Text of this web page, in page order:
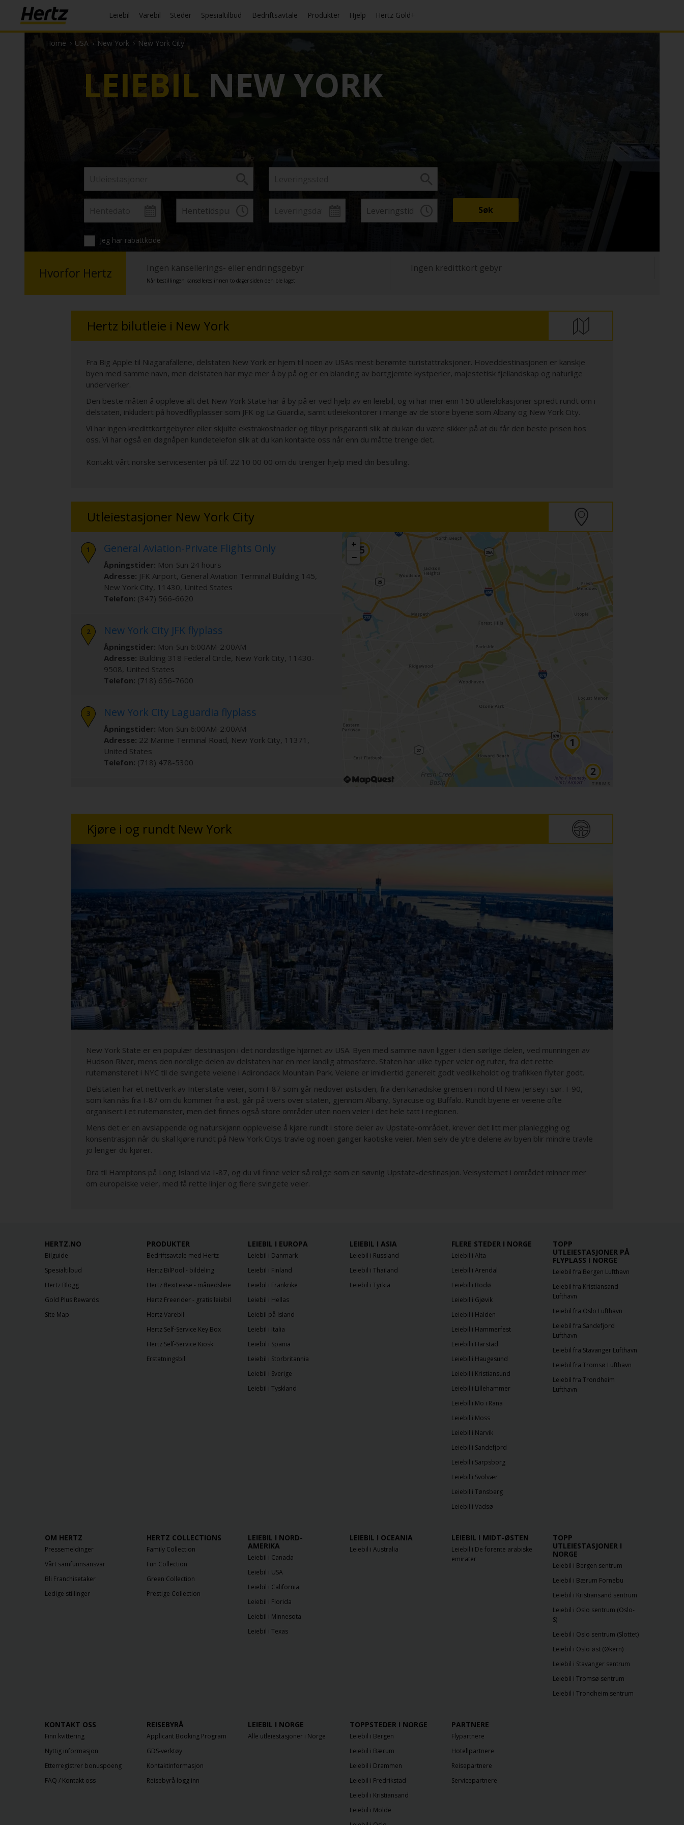
Leiebil Varebil Steder Spesialtilbud Bedriftsavtale Produkter Hjelp Hertz Gold+
Home › USA › New York › New York City
LEIEBIL NEW YORK
Jeg har rabattkode
Hvorfor Hertz Ingen kansellerings- eller endringsgebyr
Når bestillingen kanselleres innen to dager siden den ble laget
Ingen kredittkort gebyr
Hertz bilutleie i New York
Fra Big Apple til Niagarafallene, delstaten New York er hjem til noen av USAs mest berømte turistattraksjoner. Hoveddestinasjonen er kanskje
byen med samme navn, men delstaten har mye mer å by på og er en blanding av bortgjemte kystperler, majestetisk fjellandskap og naturlige
underverker.
Den beste måten å oppleve alt det New York State har å by på er ved hjelp av en leiebil, og vi har mer enn 150 utleielokasjoner spredt rundt om i
delstaten, inkludert på hovedflyplasser som JFK og La Guardia, samt utleiekontorer i mange av de store byene som Albany og New York City.
Vi har ingen kredittkortgebyrer eller skjulte ekstrakostnader og tilbyr prisgaranti slik at du kan du være sikker på at du får den beste prisen hos
oss. Vi har også en døgnåpen kundetelefon slik at du kan kontakte oss når enn du måtte trenge det.
Kontakt vårt norske servicesenter på tlf. 22 10 00 00 om du trenger hjelp med din bestilling.
Utleiestasjoner New York City
General Aviation-Private Flights Only
Åpningstider: Mon-Sun 24 hours
Adresse: JFK Airport, General Aviation Terminal Building 145,
New York City, 11430, United States
Telefon: (347) 566-6620
New York City JFK flyplass
Åpningstider: Mon-Sun 6:00AM-2:00AM
Adresse: Building 318 Federal Circle, New York City, 11430-
9508, United States
Telefon: (718) 656-7600
New York City Laguardia flyplass
Åpningstider: Mon-Sun 6:00AM-2:00AM
Adresse: 22 Marine Terminal Road, New York City, 11371 ,
United States
Telefon: (718) 478-5300
States
Telefon:(718) 779-4040
Mon-Fri 10:00AM-5:00PM, Sat-Sun Closed
Adresse:
39-15 29th Street New York City 11101
United
Telefon:
718-392-0283
+
−
Kjøre i og rundt New York
New York State er en populær destinasjon i det nordøstlige hjørnet av USA. Byen med samme navn ligger i den sørlige delen, ved munningen av
Hudson River, mens den nordlige delen av delstaten har en mer landlig atmosfære. Staten har ulike typer veier og ruter, fra det rette
rutemønsteret i NYC til de svingete veiene i Adirondack Mountain Park. Veiene er imidlertid generelt godt vedlikeholdt og trafikken flyter godt.
Delstaten har et nettverk av Interstate-veier, som I-87 som går nedover østsiden, fra den kanadiske grensen i nord til New Jersey i sør. I-90,
som kan nås fra I-87 om du kommer fra øst, går på tvers over staten, gjennom Albany, Syracuse og Buffalo. Rundt byene er veiene ofte
organisert i et rutemønster, men det finnes også store områder uten noen veier i det hele tatt i regionen.
Mens det er en avslappende og naturskjønn opplevelse å kjøre rundt i store deler av Upstate-området, krever det litt mer planlegging og
konsentrasjon når du skal kjøre rundt på New York Citys travle og noen ganger kaotiske veier. Men selv de ytre delene av byen blir mindre travle
jo lenger du kjører.
Dra til Hamptons på Long Island via I-87, og du vil finne veier så rolige som en søvnig Upstate-destinasjon. Veisystemet i området minner mer
om europeiske veier, med få rette linjer og flere svingete veier.
HERTZ.NO
Bilguide
Spesialtilbud
Hertz Blogg
Gold Plus Rewards
Site Map
PRODUKTER
Bedriftsavtale med Hertz
Hertz BilPool - bildeling
Hertz flexiLease - månedsleie
Hertz Freerider - gratis leiebil
Hertz Varebil
Hertz Self-Service Key Box
Hertz Self-Service Kiosk
Erstatningsbil
LEIEBIL I EUROPA
Leiebil i Danmark
Leiebil i Finland
Leiebil i Frankrike
Leiebil i Hellas
Leiebil på Island
Leiebil i Italia
Leiebil i Spania
Leiebil i Storbritannia
Leiebil i Sverige
Leiebil i Tyskland
LEIEBIL I ASIA
Leiebil i Russland
Leiebil i Thailand
Leiebil i Tyrkia
FLERE STEDER I NORGE
Leiebil i Alta
Leiebil i Arendal
Leiebil i Bodø
Leiebil i Gjøvik
Leiebil i Halden
Leiebil i Hammerfest
Leiebil i Harstad
Leiebil i Haugesund
Leiebil i Kristiansund
Leiebil i Lillehammer
Leiebil i Mo i Rana
Leiebil i Moss
Leiebil i Narvik
Leiebil i Sandefjord
Leiebil i Sarpsborg
Leiebil i Svolvær
Leiebil i Tønsberg
Leiebil i Vadsø
TOPP
UTLEIESTASJONER PÅ
FLYPLASS I NORGE
Leiebil fra Bergen Lufthavn
Leiebil fra Kristiansand
Lufthavn
Leiebil fra Oslo Lufthavn
Leiebil fra Sandefjord
Lufthavn
Leiebil fra Stavanger Lufthavn
Leiebil fra Tromsø Lufthavn
Leiebil fra Trondheim
Lufthavn
OM HERTZ
Pressemeldinger
Vårt samfunnsansvar
Bli Franchisetaker
Ledige stillinger
HERTZ COLLECTIONS
Family Collection
Fun Collection
Green Collection
Prestige Collection
LEIEBIL I NORD-
AMERIKA
Leiebil i Canada
Leiebil i USA
Leiebil i California
Leiebil i Florida
Leiebil i Minnesota
Leiebil i Texas
LEIEBIL I OCEANIA
Leiebil i Australia
LEIEBIL I MIDT-ØSTEN
Leiebil i De forente arabiske
emirater
TOPP
UTLEIESTASJONER I
NORGE
Leiebil i Bergen sentrum
Leiebil i Bærum Fornebu
Leiebil i Kristiansand sentrum
Leiebil i Oslo sentrum (Oslo-
S)
Leiebil i Oslo sentrum (Slottet)
Leiebil i Oslo øst (Økern)
Leiebil i Stavanger sentrum
Leiebil i Tromsø sentrum
Leiebil i Trondheim sentrum
KONTAKT OSS
Finn kvittering
Nyttig informasjon
Etterregistrer bonuspoeng
FAQ / Kontakt oss
REISEBYRÅ
Applicant Booking Program
GDS-verktøy
Kontaktinformasjon
Reisebyrå logg inn
LEIEBIL I NORGE
Alle utleiestasjoner i Norge
TOPPSTEDER I NORGE
Leiebil i Bergen
Leiebil i Bærum
Leiebil i Drammen
Leiebil i Fredrikstad
Leiebil i Kristiansand
Leiebil i Molde
PARTNERE
Flypartnere
Hotellpartnere
Reisepartnere
Servicepartnere